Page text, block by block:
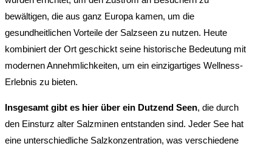
bewältigen, die aus ganz Europa kamen, um die
gesundheitlichen Vorteile der Salzseen zu nutzen. Heute
kombiniert der Ort geschickt seine historische Bedeutung mit
modernen Annehmlichkeiten, um ein einzigartiges Wellness-
Erlebnis zu bieten.
Insgesamt gibt es hier über ein Dutzend Seen, die durch
den Einsturz alter Salzminen entstanden sind. Jeder See hat
eine unterschiedliche Salzkonzentration, was verschiedene